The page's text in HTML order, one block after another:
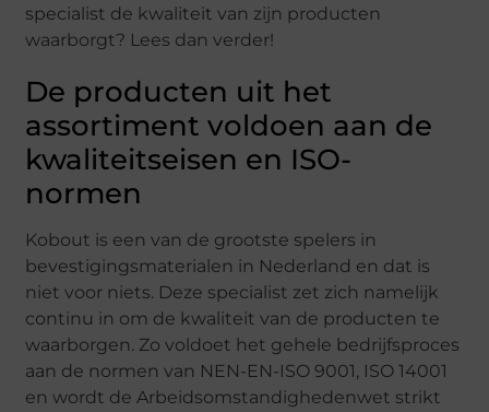
specialist de kwaliteit van zijn producten
waarborgt? Lees dan verder!
De producten uit het
assortiment voldoen aan de
kwaliteitseisen en ISO-
normen
Kobout is een van de grootste spelers in
bevestigingsmaterialen in Nederland en dat is
niet voor niets. Deze specialist zet zich namelijk
continu in om de kwaliteit van de producten te
waarborgen. Zo voldoet het gehele bedrijfsproces
aan de normen van NEN-EN-ISO 9001, ISO 14001
en wordt de Arbeidsomstandighedenwet strikt